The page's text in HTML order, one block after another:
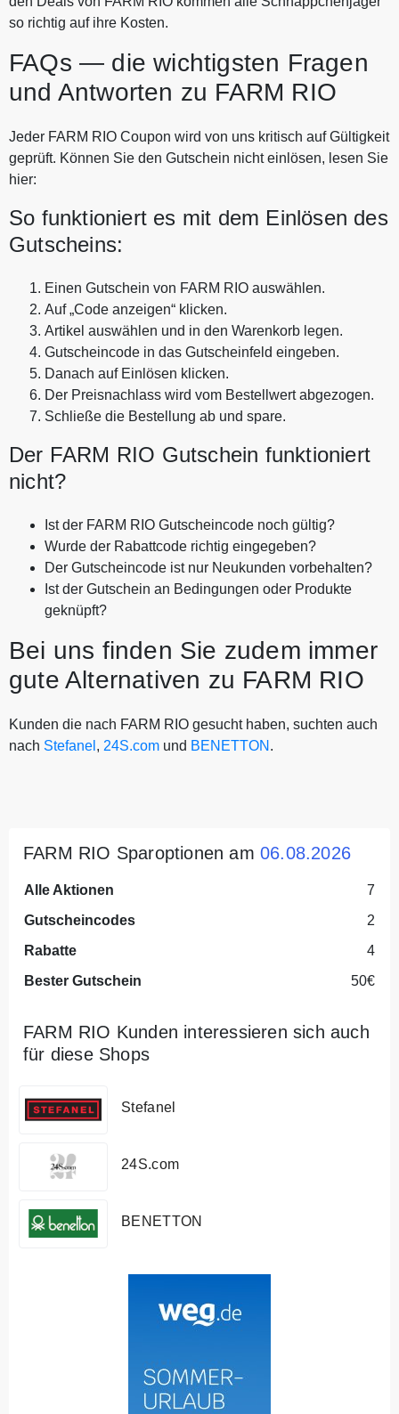
so richtig auf ihre Kosten.
FAQs — die wichtigsten Fragen
und Antworten zu FARM RIO
Jeder FARM RIO Coupon wird von uns kritisch auf Gültigkeit
geprüft. Können Sie den Gutschein nicht einlösen, lesen Sie
hier:
So funktioniert es mit dem Einlösen des
Gutscheins:
Einen Gutschein von FARM RIO auswählen.
Auf „Code anzeigen“ klicken.
Artikel auswählen und in den Warenkorb legen.
Gutscheincode in das Gutscheinfeld eingeben.
Danach auf Einlösen klicken.
Der Preisnachlass wird vom Bestellwert abgezogen.
Schließe die Bestellung ab und spare.
Der FARM RIO Gutschein funktioniert
nicht?
Ist der FARM RIO Gutscheincode noch gültig?
Wurde der Rabattcode richtig eingegeben?
Der Gutscheincode ist nur Neukunden vorbehalten?
Ist der Gutschein an Bedingungen oder Produkte
geknüpft?
Bei uns finden Sie zudem immer
gute Alternativen zu FARM RIO
Kunden die nach FARM RIO gesucht haben, suchten auch
nach Stefanel , 24S.com und BENETTON .
FARM RIO Sparoptionen am 06.08.2026
Alle Aktionen
7
Gutscheincodes
2
Rabatte
4
Bester Gutschein
50€
FARM RIO Kunden interessieren sich auch
für diese Shops
Stefanel
24S.com
BENETTON